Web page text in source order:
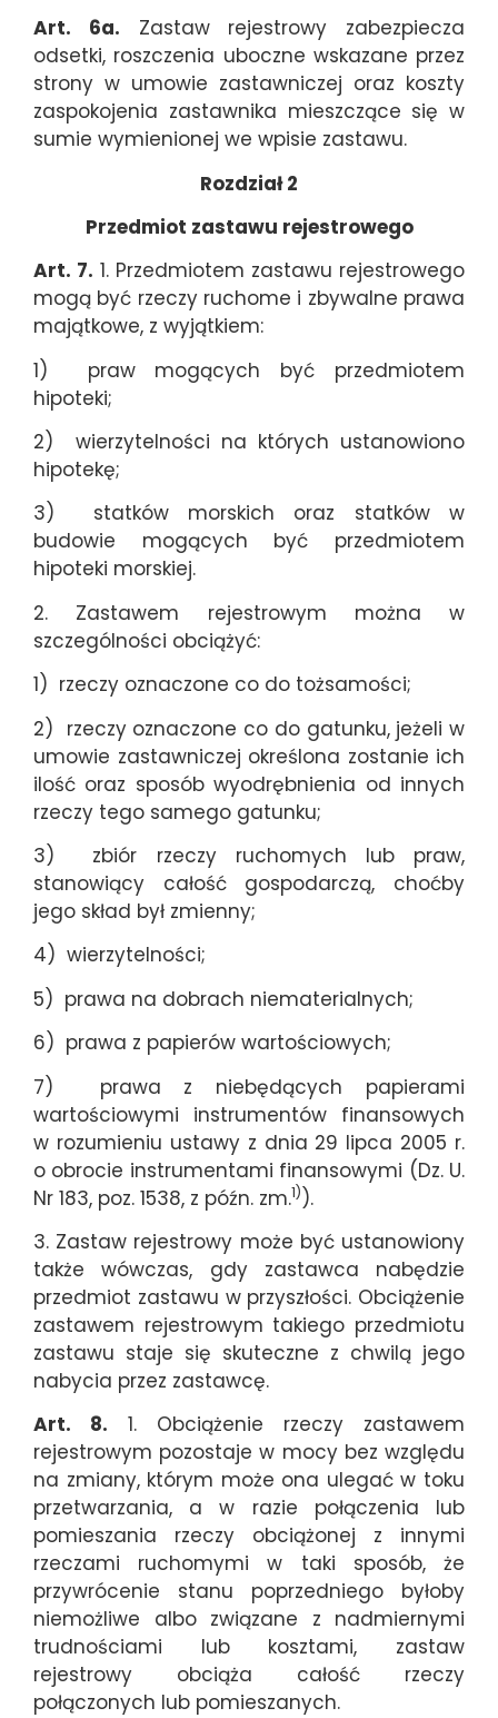
Art. 6a. Zastaw rejestrowy zabezpiecza
odsetki, roszczenia uboczne wskazane przez
strony w umowie zastawniczej oraz koszty
zaspokojenia zastawnika mieszczące się w
sumie wymienionej we wpisie zastawu.
Rozdział 2
Przedmiot zastawu rejestrowego
Art. 7. 1. Przedmiotem zastawu rejestrowego
mogą być rzeczy ruchome i zbywalne prawa
majątkowe, z wyjątkiem:
1) praw mogących być przedmiotem
hipoteki;
2) wierzytelności na których ustanowiono
hipotekę;
3) statków morskich oraz statków w
budowie mogących być przedmiotem
hipoteki morskiej.
2. Zastawem rejestrowym można w
szczególności obciążyć:
1) rzeczy oznaczone co do tożsamości;
2) rzeczy oznaczone co do gatunku, jeżeli w
umowie zastawniczej określona zostanie ich
ilość oraz sposób wyodrębnienia od innych
rzeczy tego samego gatunku;
3) zbiór rzeczy ruchomych lub praw,
stanowiący całość gospodarczą, choćby
jego skład był zmienny;
4) wierzytelności;
5) prawa na dobrach niematerialnych;
6) prawa z papierów wartościowych;
7) prawa z niebędących papierami
wartościowymi instrumentów finansowych
w rozumieniu ustawy z dnia 29 lipca 2005 r.
o obrocie instrumentami finansowymi (Dz. U.
Nr 183, poz. 1538, z późn. zm.1)).
3. Zastaw rejestrowy może być ustanowiony
także wówczas, gdy zastawca nabędzie
przedmiot zastawu w przyszłości. Obciążenie
zastawem rejestrowym takiego przedmiotu
zastawu staje się skuteczne z chwilą jego
nabycia przez zastawcę.
Art. 8. 1. Obciążenie rzeczy zastawem
rejestrowym pozostaje w mocy bez względu
na zmiany, którym może ona ulegać w toku
przetwarzania, a w razie połączenia lub
pomieszania rzeczy obciążonej z innymi
rzeczami ruchomymi w taki sposób, że
przywrócenie stanu poprzedniego byłoby
niemożliwe albo związane z nadmiernymi
trudnościami lub kosztami, zastaw
rejestrowy obciąża całość rzeczy
połączonych lub pomieszanych.